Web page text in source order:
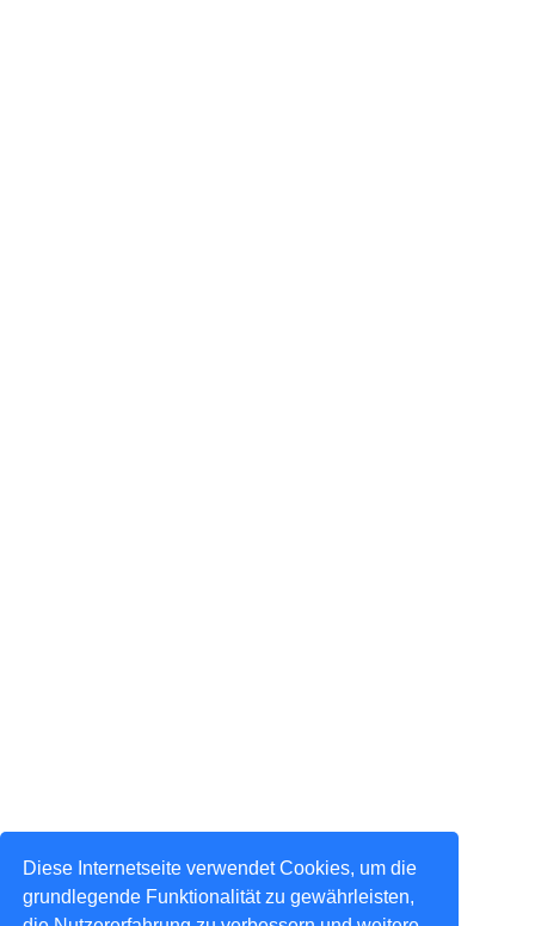
Diese Internetseite verwendet Cookies, um die
grundlegende Funktionalität zu gewährleisten,